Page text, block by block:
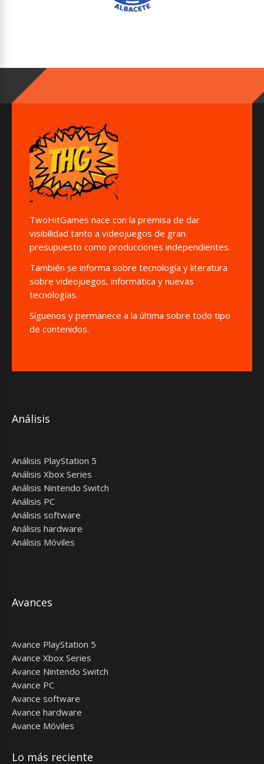
TwoHitGames nace con la premisa de dar
visibilidad tanto a videojuegos de gran
presupuesto como producciones independientes.
También se informa sobre tecnología y literatura
sobre videojuegos, informática y nuevas
tecnologías.
Síguenos y permanece a la última sobre todo tipo
de contenidos.
Análisis
Análisis PlayStation 5
Análisis Xbox Series
Análisis Nintendo Switch
Análisis PC
Análisis software
Análisis hardware
Análisis Móviles
Avances
Avance PlayStation 5
Avance Xbox Series
Avance Nintendo Switch
Avance PC
Avance software
Avance hardware
Avance Móviles
Lo más reciente